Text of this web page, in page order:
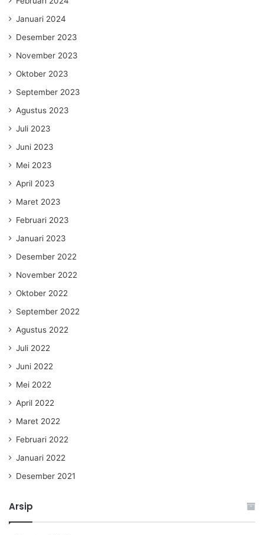
Januari 2024
Desember 2023
November 2023
Oktober 2023
September 2023
Agustus 2023
Juli 2023
Juni 2023
Mei 2023
April 2023
Maret 2023
Februari 2023
Januari 2023
Desember 2022
November 2022
Oktober 2022
September 2022
Agustus 2022
Juli 2022
Juni 2022
Mei 2022
April 2022
Maret 2022
Februari 2022
Januari 2022
Desember 2021
Arsip